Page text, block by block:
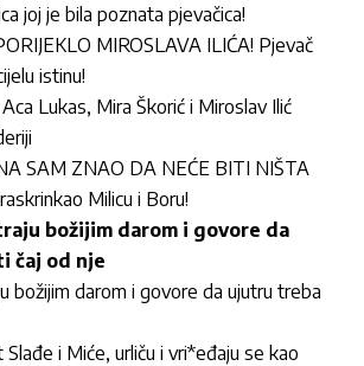
joj je bila poznata pjevačica!
MIROSLAVA ILIĆA! Pjevač
istinu!
Lukas, Mira Škorić i Miroslav Ilić
SAM ZNAO DA NEĆE BITI NIŠTA
Milicu i Boru!
božijim darom i govore da
čaj od nje
božijim darom i govore da ujutru treba
Slađe i Miće, urliču i vri*eđaju se kao